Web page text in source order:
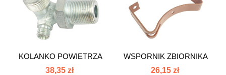
KOLANKO POWIETRZA
80235053
38,35 zł
WSPORNIK ZBIORNIKA
POWIETRZA...
26,15 zł